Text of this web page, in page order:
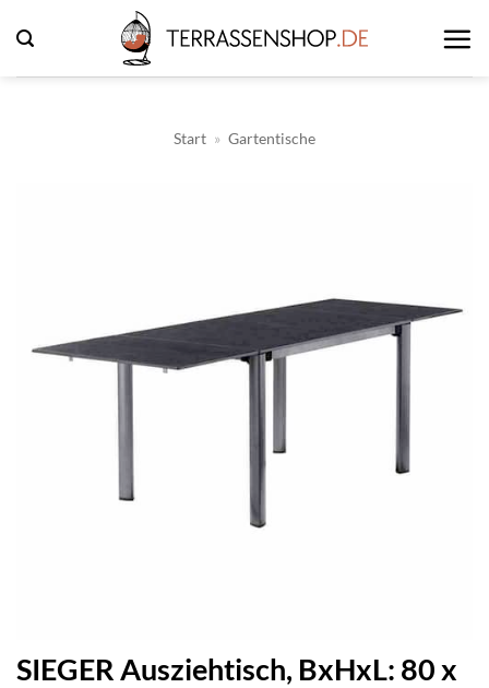
Inhalt
springen
Start » Gartentische
SIEGER Ausziehtisch, BxHxL: 80 x